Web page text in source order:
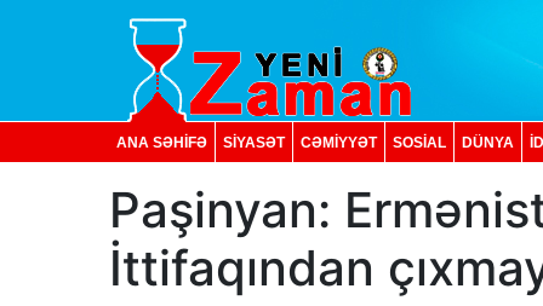
ANA SƏHİFƏ SİYASƏT CƏMİYYƏT SOSIAL DÜNYA
Paşinyan:
İttifaqından